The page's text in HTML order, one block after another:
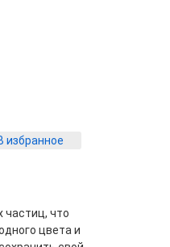
избранное
частиц, что
цвета и